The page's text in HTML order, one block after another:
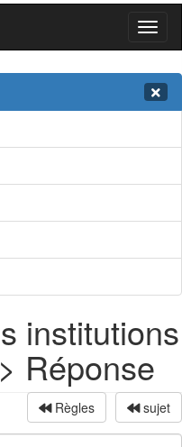
institutions
Réponse
Règles sujet